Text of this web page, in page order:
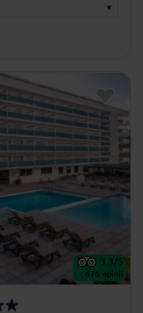
3.3/5
676 opinii